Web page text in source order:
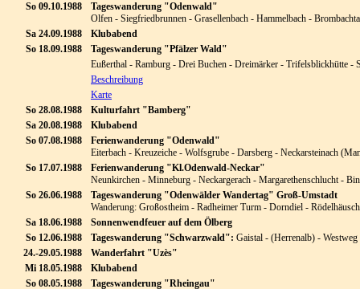
So 09.10.1988
Tageswanderung "Odenwald"
Olfen - Siegfriedbrunnen - Grasellenbach - Hammelbach -
Sa 24.09.1988
Klubabend
So 18.09.1988
Tageswanderung "Pfälzer Wald"
Eußerthal - Ramburg - Drei Buchen - Dreimärker - Trifelsblickhütte -
Beschreibung
Karte
So 28.08.1988
Kulturfahrt "Bamberg"
Sa 20.08.1988
Klubabend
So 07.08.1988
Ferienwanderung "Odenwald"
Eiterbach - Kreuzeiche - Wolfsgrube - Darsberg - Neckarsteinach
So 17.07.1988
Ferienwanderung "Kl.Odenwald-Neckar"
Neunkirchen - Minneburg - Neckargerach - Margarethenschlucht -
So 26.06.1988
Tageswanderung "Odenwälder Wandertag" Groß-Umstadt
Wanderung: Großostheim - Radheimer Turm - Dorndiel -
Sa 18.06.1988
Sonnenwendfeuer auf dem Ölberg
So 12.06.1988
Tageswanderung "Schwarzwald": Gaistal - (Herrenalb) -
24.-29.05.1988
Wanderfahrt "Uzès"
Mi 18.05.1988
Klubabend
So 08.05.1988
Tageswanderung "Rheingau"